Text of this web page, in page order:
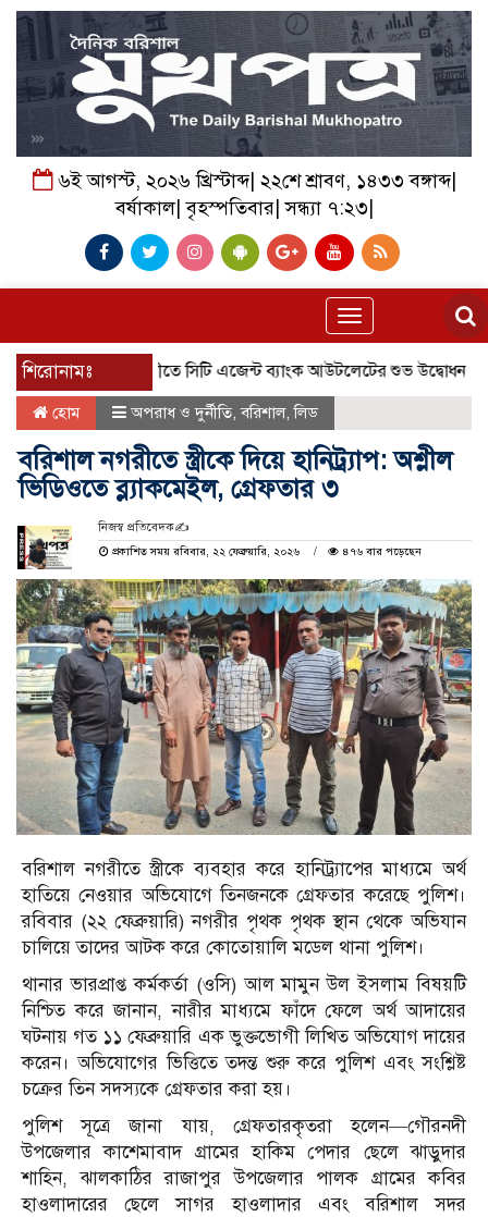
৬ই আগস্ট, ২০২৬ খ্রিস্টাব্দ| ২২শে শ্রাবণ, ১৪৩৩ বঙ্গাব্দ|
বর্ষাকাল| বৃহস্পতিবার| সন্ধ্যা ৭:২৩|
Toggle
navigation
শিরোনামঃ
কলসকাঠীতে সিটি এজেন্ট ব্যাংক আউটলেটের শুভ উদ্বোধন,
হোম অপরাধ ও দুর্নীতি,বরিশাল,লিড
বরিশাল নগরীতে স্ত্রীকে দিয়ে হানিট্র্যাপ: অশ্লীল
ভিডিওতে ব্ল্যাকমেইল, গ্রেফতার ৩
নিজস্ব প্রতিবেদক✍️
প্রকাশিত সময় রবিবার, ২২ ফেব্রুয়ারি, ২০২৬
৪৭৬ বার পড়েছেন
বরিশাল নগরীতে স্ত্রীকে ব্যবহার করে হানিট্র্যাপের মাধ্যমে অর্থ
হাতিয়ে নেওয়ার অভিযোগে তিনজনকে গ্রেফতার করেছে পুলিশ।
রবিবার (২২ ফেব্রুয়ারি) নগরীর পৃথক পৃথক স্থান থেকে অভিযান
চালিয়ে তাদের আটক করে কোতোয়ালি মডেল থানা পুলিশ।
থানার ভারপ্রাপ্ত কর্মকর্তা (ওসি) আল মামুন উল ইসলাম বিষয়টি
নিশ্চিত করে জানান, নারীর মাধ্যমে ফাঁদে ফেলে অর্থ আদায়ের
ঘটনায় গত ১১ ফেব্রুয়ারি এক ভুক্তভোগী লিখিত অভিযোগ দায়ের
করেন। অভিযোগের ভিত্তিতে তদন্ত শুরু করে পুলিশ এবং সংশ্লিষ্ট
চক্রের তিন সদস্যকে গ্রেফতার করা হয়।
পুলিশ সূত্রে জানা যায়, গ্রেফতারকৃতরা হলেন—গৌরনদী
উপজেলার কাশেমাবাদ গ্রামের হাকিম পেদার ছেলে ঝাড়ুদার
শাহিন, ঝালকাঠির রাজাপুর উপজেলার পালক গ্রামের কবির
হাওলাদারের ছেলে সাগর হাওলাদার এবং বরিশাল সদর